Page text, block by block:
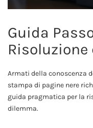
Guida
Armati della conoscenza
stampa di pagine nere
guida pragmatica per la
dilemma.